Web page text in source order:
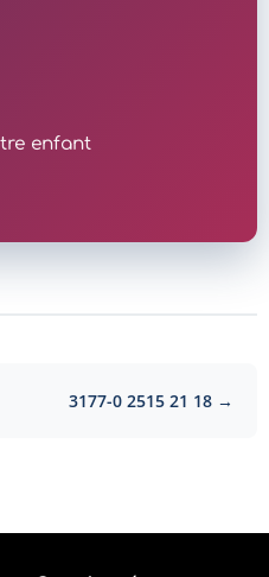
enfant
3177-0 2515 21 18 →